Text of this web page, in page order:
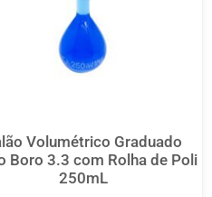
Volumétrico Graduado
Boro 3.3 com Rolha de Poli
250mL